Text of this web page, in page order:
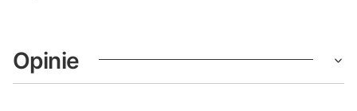
Opinie